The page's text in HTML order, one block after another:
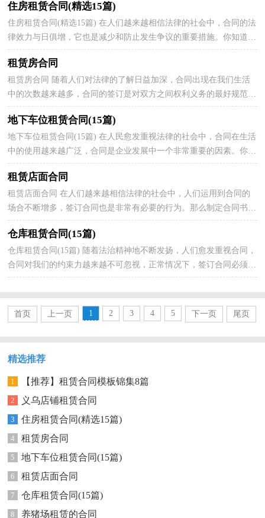
住房租赁合同(精选15篇)
住房租赁合同(精选15篇) 在人们越来越相信法律的社会中，合同的法
律效力与日俱增，它也是减少和防止发生争议的重要措施。你知道合
同的主要内容是什么吗？以下是小编为大家整理的...
租赁房合同
租赁房合同 随着人们对法律的了解日益加深，合同出现在我们生活
中的次数越来越多，合同的签订是对双方之间权利义务的最好规范。
你所见过的合同是什么样的呢？下面是小编为大家收...
地下车位租赁合同(15篇)
地下车位租赁合同(15篇) 在人民愈发重视法律的社会中，合同在生活
中的使用越来越广泛，合同是企业发展中一个非常重要的因素。你所
见过的合同是什么样的呢？以下是小编为大家整理...
租赁店面合同
租赁店面合同 在人们越来越相信法律的社会中，人们运用到合同的
场合不断增多，签订合同也是非常有必要的行为。那么制定合同书有
什么需要注意的`呢？以下是小编整理的租赁店面合同...
仓库租赁合同(15篇)
仓库租赁合同(15篇) 随着法治精神地不断发扬，人们愈发重视合同，
合同对我们的约束力越来越不可忽视，正常情况下，签订合同必须经
过规定的方式。那么我们拟定合同的时候需要注意什...
首页 上一页 1 2 3 4 5 下一页 尾页
精选推荐
1 【推荐】租赁合同模板锦集8篇
2 义乌店铺租赁合同
3 住房租赁合同(精选15篇)
4 租赁房合同
5 地下车位租赁合同(15篇)
6 租赁店面合同
7 仓库租赁合同(15篇)
8 养猪场租赁的合同